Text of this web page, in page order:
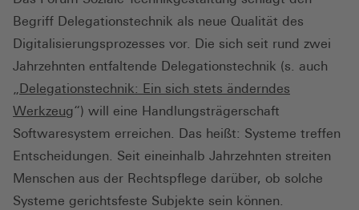
Begriff Delegationstechnik als neue Qualität des
Digitalisierungsprozesses vor. Die sich seit rund zwei
Jahrzehnten entfaltende Delegationstechnik (s. auch
„ Delegationstechnik: Ein sich stets änderndes
Werkzeug“) will eine Handlungsträgerschaft
Softwaresystem erreichen. Das heißt: Systeme treffen
Entscheidungen. Seit eineinhalb Jahrzehnten streiten
Menschen aus der Rechtspflege darüber, ob solche
Systeme gerichtsfeste Subjekte sein können.